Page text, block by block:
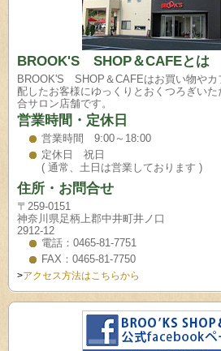
BROOK'S SHOP＆CAFEとは
BROOK'S SHOP＆CAFEはお買い物やカ
配したお客様にゆっくりとおくつろぎい
合サロン店舗です。
営業時間・定休日
営業時間 9:00～18:00
定休日 祝日
( 通常、土日は営業しております )
住所・お問合せ
〒259-0151
神奈川県足柄上郡中井町井ノ口
2912-12
電話：0465-81-7751
FAX：0465-81-7750
>アクセス方法はこちらから